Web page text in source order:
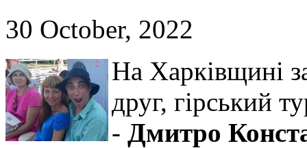
30 October, 2022
На Харківщині
друг, гірський
- Дмитро